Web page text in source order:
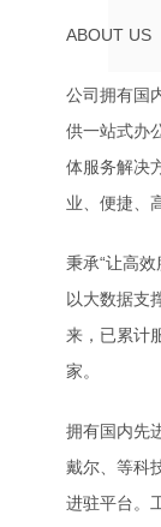
ABOUT US
公司拥有国
供一站式办
体服务解决
业、便捷、
秉承“让高
以大数据支
来，已累计
家。
拥有国内先
戴尔、等科
进驻平台。